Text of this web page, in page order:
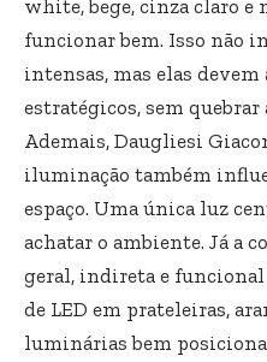
white, bege, cinza claro e
funcionar bem. Isso não
intensas, mas elas devem
estratégicos, sem
Ademais, Daugliesi
iluminação também
espaço. Uma única luz
achatar o ambiente. Já a
geral, indireta e
de LED em prateleiras,
luminárias bem